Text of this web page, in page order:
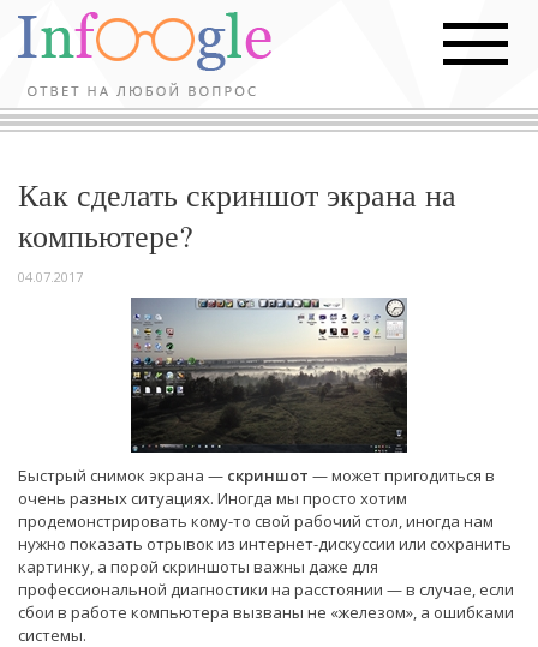
Как сделать скриншот экрана на
компьютере?
04.07.2017
Быстрый снимок экрана — скриншот — может пригодиться в
очень разных ситуациях. Иногда мы просто хотим
продемонстрировать кому-то свой рабочий стол, иногда нам
нужно показать отрывок из интернет-дискуссии или сохранить
картинку, а порой скриншоты важны даже для
профессиональной диагностики на расстоянии — в случае, если
сбои в работе компьютера вызваны не «железом», а ошибками
системы.